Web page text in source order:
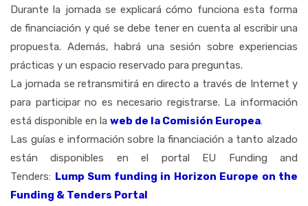
Durante la jornada se explicará cómo funciona esta forma
de financiación y qué se debe tener en cuenta al escribir una
propuesta. Además, habrá una sesión sobre experiencias
prácticas y un espacio reservado para preguntas.
La jornada se retransmitirá en directo a través de Internet y
para participar no es necesario registrarse. La información
está disponible en la web de la Comisión Europea.
Las guías e información sobre la financiación a tanto alzado
están disponibles en el portal EU Funding and
Tenders: Lump Sum funding in Horizon Europe on the
Funding & Tenders Portal